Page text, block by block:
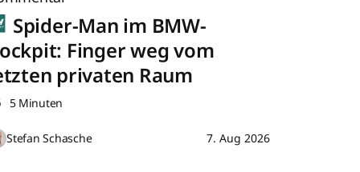
Spider-Man im BMW-
Finger weg vom
privaten Raum
5 Minuten
Stefan Schasche 7. Aug 2026